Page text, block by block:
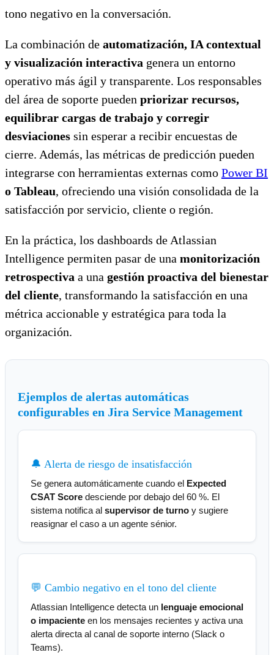
tono negativo en la conversación.
La combinación de automatización, IA contextual
y visualización interactiva genera un entorno
operativo más ágil y transparente. Los responsables
del área de soporte pueden priorizar recursos,
equilibrar cargas de trabajo y corregir
desviaciones sin esperar a recibir encuestas de
cierre. Además, las métricas de predicción pueden
integrarse con herramientas externas como Power BI
o Tableau, ofreciendo una visión consolidada de la
satisfacción por servicio, cliente o región.
En la práctica, los dashboards de Atlassian
Intelligence permiten pasar de una monitorización
retrospectiva a una gestión proactiva del bienestar
del cliente, transformando la satisfacción en una
métrica accionable y estratégica para toda la
organización.
Ejemplos de alertas automáticas
configurables en Jira Service Management
🔔 Alerta de riesgo de insatisfacción
Se genera automáticamente cuando el Expected
CSAT Score desciende por debajo del 60 %. El
sistema notifica al supervisor de turno y sugiere
reasignar el caso a un agente sénior.
💬 Cambio negativo en el tono del cliente
Atlassian Intelligence detecta un lenguaje emocional
o impaciente en los mensajes recientes y activa una
alerta directa al canal de soporte interno (Slack o
Teams).